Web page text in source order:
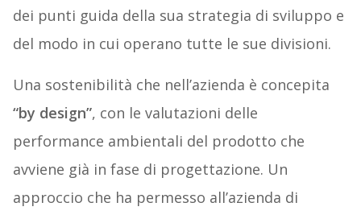
dei punti guida della sua strategia di sviluppo e
del modo in cui operano tutte le sue divisioni.
Una sostenibilità che nell’azienda è concepita
“by design”, con le valutazioni delle
performance ambientali del prodotto che
avviene già in fase di progettazione. Un
approccio che ha permesso all’azienda di